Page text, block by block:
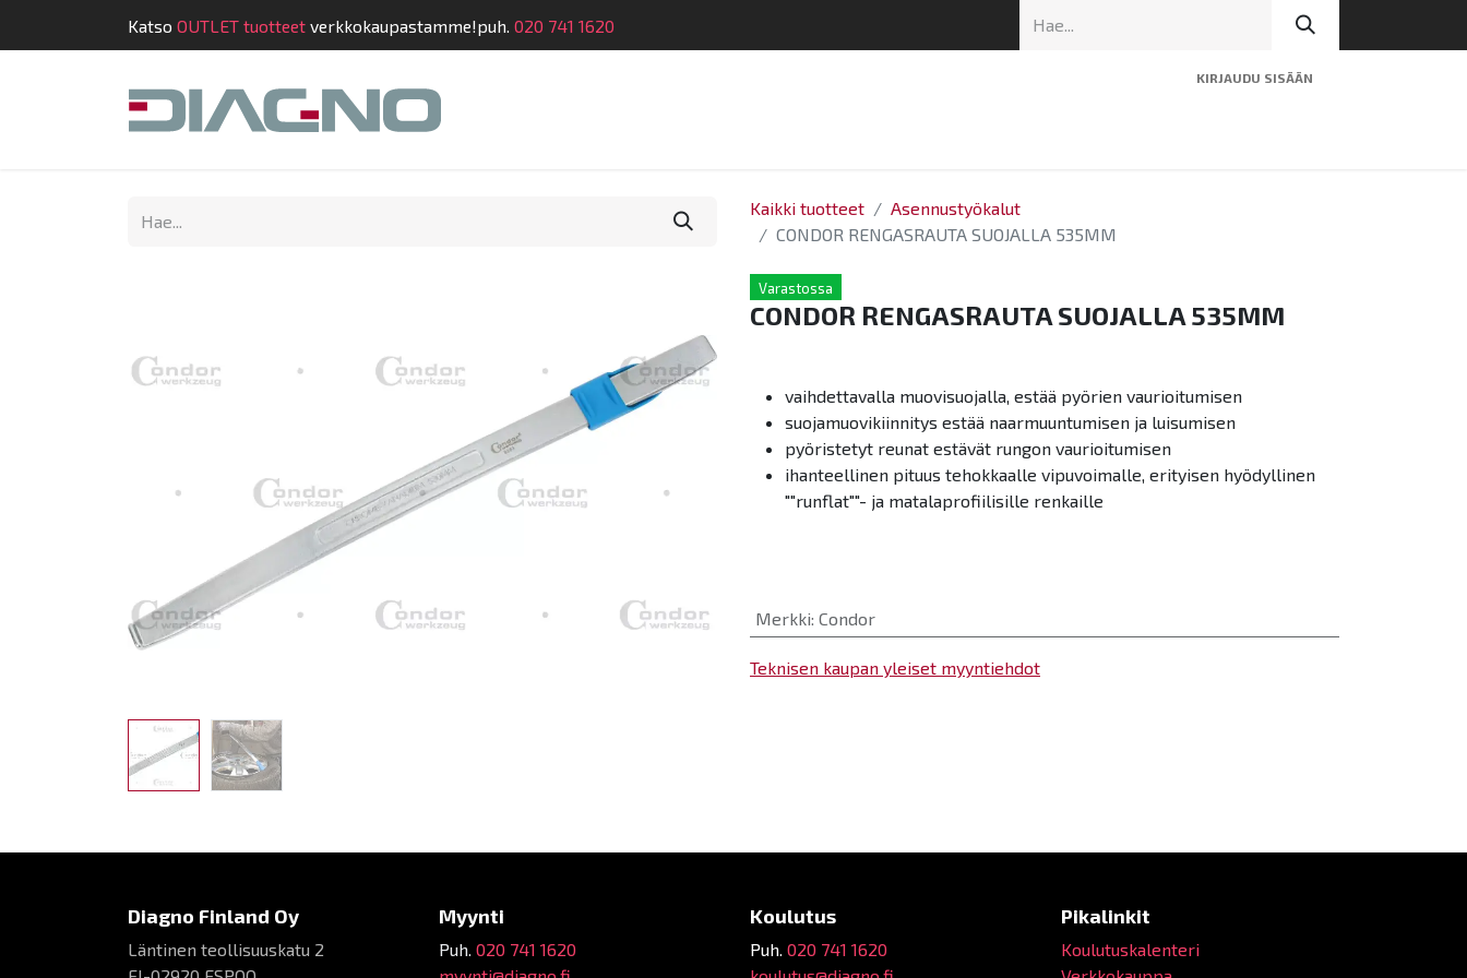
Katso OUTLET tuotteet verkkokaupastamme!puh. 020 741 1620
KIRJAUDU SISÄÄN
Kauppa Suunnittelu
Kaikki tuotteet
Asennustyökalut
CONDOR RENGASRAUTA SUOJALLA 535MM
Varastossa
CONDOR RENGASRAUTA SUOJALLA 535MM
vaihdettavalla muovisuojalla, estää pyörien vaurioitumisen
suojamuovikiinnitys estää naarmuuntumisen ja luisumisen
pyöristetyt reunat estävät rungon vaurioitumisen
ihanteellinen pituus tehokkaalle vipuvoimalle, erityisen hyödyllinen
""runflat""- ja matalaprofiilisille renkaille
Merkki: Condor
Teknisen kaupan yleiset myyntiehdot
Diagno Finland Oy
Läntinen teollisuuskatu 2
Myynti
Puh. 020 741 1620
Koulutus
Puh. 020 741 1620
Pikalinkit
Koulutuskalenteri